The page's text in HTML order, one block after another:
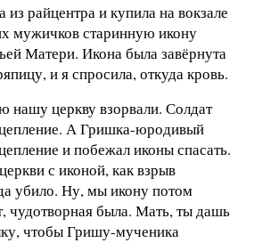
райцентра и купила на вокзале
мужичков старинную икону
Матери. Икона была завёрнута
и я спросила, откуда кровь.
нашу церкву взорвали. Солдат
А Гришка-юродивый
и побежал иконы спасать.
с иконой, как взрыв
убило. Ну, мы икону потом
чудотворная была. Мать, ты дашь
чтобы Гришу-мученика